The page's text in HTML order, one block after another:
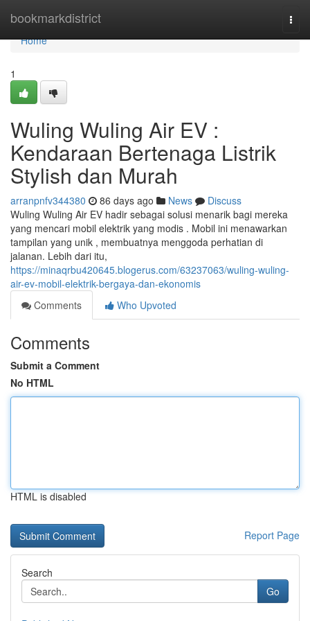
bookmarkdistrict
Home
Home
1
Wuling Wuling Air EV :
Kendaraan Bertenaga Listrik
Stylish dan Murah
arranpnfv344380 86 days ago News
Discuss
Wuling Wuling Air EV hadir sebagai solusi menarik bagi mereka
yang mencari mobil elektrik yang modis . Mobil ini menawarkan
tampilan yang unik , membuatnya menggoda perhatian di
jalanan. Lebih dari itu,
https://minaqrbu420645.blogerus.com/63237063/wuling-wuling-
air-ev-mobil-elektrik-bergaya-dan-ekonomis
Comments
Who Upvoted
Comments
Submit a Comment
No HTML
HTML is disabled
Report Page
Search
Go